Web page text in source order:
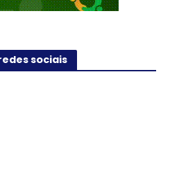
sociais